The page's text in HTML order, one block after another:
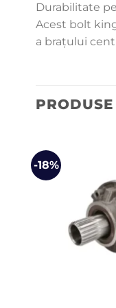
Durabilitate
Acest bolt
a brațului
-18%